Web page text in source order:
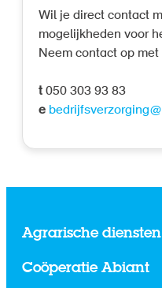
Wil je direct contact
mogelijkheden voor
Neem contact op
t 050 303 93 83
e
Agrarische diensten
Coöperatie Abiant